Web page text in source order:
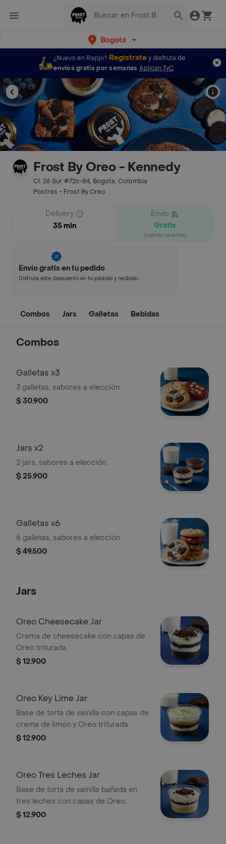
Bogotá
¿Nuevo en Rappi? Regístratey disfruta de
envíos gratis por semanas Aplican TyC
Frost By Oreo - Kennedy
Cl. 26 Sur #72c-84, Bogota, Colombia
Postres - Frost By Oreo
Delivery
35 min
Envío
Gratis
(nuevos usuarios)
Envío gratis en tu pedido
Disfruta este descuento en tu pedido y recíbelo
Combos Jars Galletas Bebidas
Combos
Galletas x3
3 galletas, sabores a elección.
$ 30.900
Jars x2
2 jars, sabores a elección.
$ 25.900
Galletas x6
6 galletas, sabores a elección.
$ 49.500
Jars
Oreo Cheesecake Jar
Crema de cheesecake con capas de
Oreo triturada.
$ 12.900
Oreo Key Lime Jar
Base de torta de vainilla con capas de
crema de limón y Oreo triturada.
$ 12.900
Oreo Tres Leches Jar
Base de torta de vainilla bañada en
tres leches con capas de Oreo
triturada.
$ 12.900